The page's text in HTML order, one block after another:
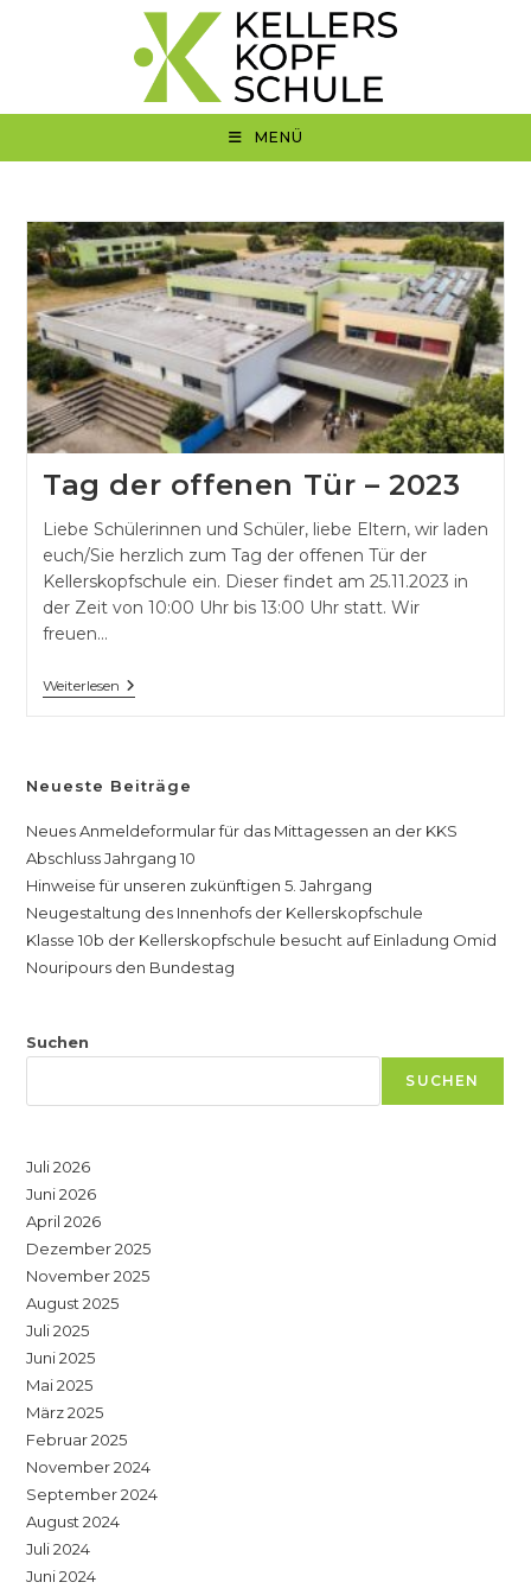
MENÜ
Tag der offenen Tür – 2023
Liebe Schülerinnen und Schüler, liebe Eltern, wir laden
euch/Sie herzlich zum Tag der offenen Tür der
Kellerskopfschule ein. Dieser findet am 25.11.2023 in
der Zeit von 10:00 Uhr bis 13:00 Uhr statt. Wir
freuen…
WeiterlesenTag
Der
2023
Neueste Beiträge
Neues Anmeldeformular für das Mittagessen an der KKS
Abschluss Jahrgang 10
Hinweise für unseren zukünftigen 5. Jahrgang
Neugestaltung des Innenhofs der Kellerskopfschule
Klasse 10b der Kellerskopfschule besucht auf Einladung Omid
Nouripours den Bundestag
Suchen
SUCHEN
Juli 2026
Juni 2026
April 2026
Dezember 2025
November 2025
August 2025
Juli 2025
Juni 2025
Mai 2025
März 2025
Februar 2025
November 2024
September 2024
August 2024
Juli 2024
Juni 2024